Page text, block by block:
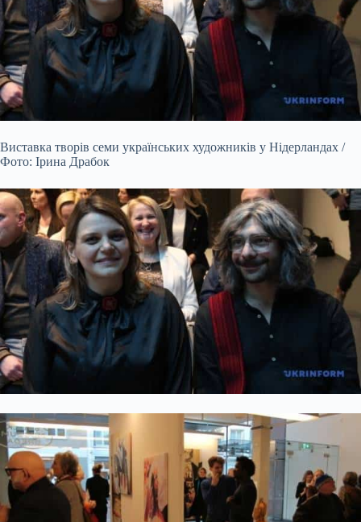
Виставка творів семи українських художників у Нідерландах /
Фото: Ірина Драбок